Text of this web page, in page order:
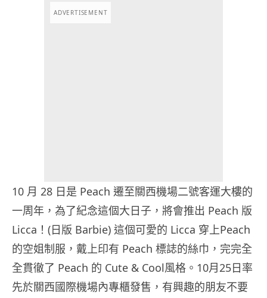
ADVERTISEMENT
10 月 28 日是 Peach 遷至關西機場二號客運大樓的
一周年，為了紀念這個大日子，將會推出 Peach 版
Licca！(日版 Barbie) 這個可愛的 Licca 穿上Peach
的空姐制服，戴上印有 Peach 標誌的絲巾，完完全
全貫徹了 Peach 的 Cute & Cool風格。10月25日率
先於關西國際機場內專櫃發售，有興趣的朋友不要